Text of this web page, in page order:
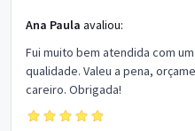
Ana Paula avaliou:
Fui muito bem atendida com
qualidade. Valeu a pena,
careiro. Obrigada!